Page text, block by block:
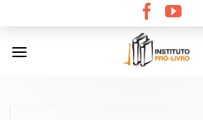
content